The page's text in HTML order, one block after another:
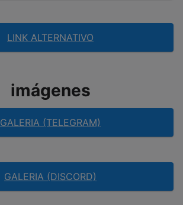
LINK ALTERNATIVO
imágenes
GALERIA (TELEGRAM)
GALERIA (DISCORD)